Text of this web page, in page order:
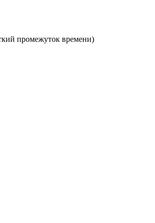
промежуток времени)